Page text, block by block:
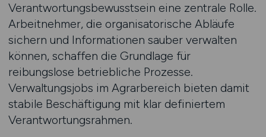
Verantwortungsbewusstsein eine zentrale Rolle.
Arbeitnehmer, die organisatorische Abläufe
sichern und Informationen sauber verwalten
können, schaffen die Grundlage für
reibungslose betriebliche Prozesse.
Verwaltungsjobs im Agrarbereich bieten damit
stabile Beschäftigung mit klar definiertem
Verantwortungsrahmen.